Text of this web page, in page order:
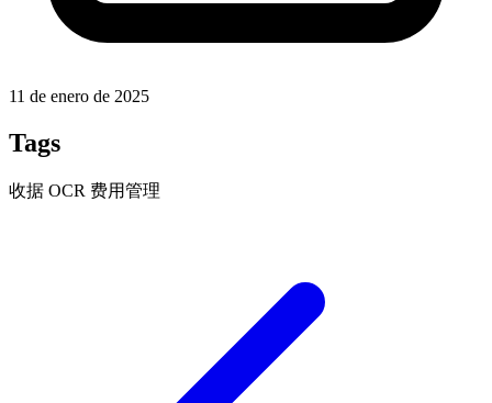
11 de enero de 2025
Tags
收据 OCR 费用管理